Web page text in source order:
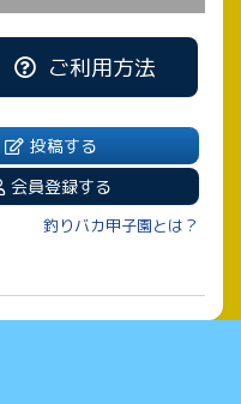
ご利用方法
投稿する
会員登録する
釣りバカ甲子園とは？